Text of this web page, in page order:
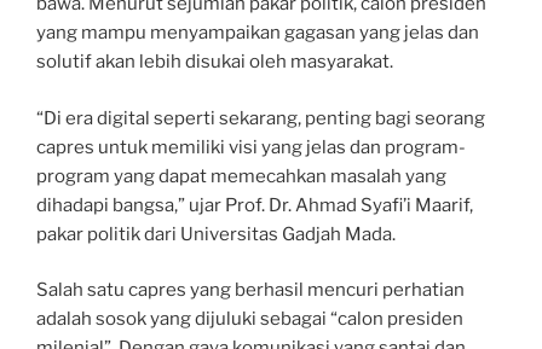
yang mampu menyampaikan gagasan yang jelas dan
solutif akan lebih disukai oleh masyarakat.
“Di era digital seperti sekarang, penting bagi seorang
capres untuk memiliki visi yang jelas dan program-
program yang dapat memecahkan masalah yang
dihadapi bangsa,” ujar Prof. Dr. Ahmad Syafi’i Maarif,
pakar politik dari Universitas Gadjah Mada.
Salah satu capres yang berhasil mencuri perhatian
adalah sosok yang dijuluki sebagai “calon presiden